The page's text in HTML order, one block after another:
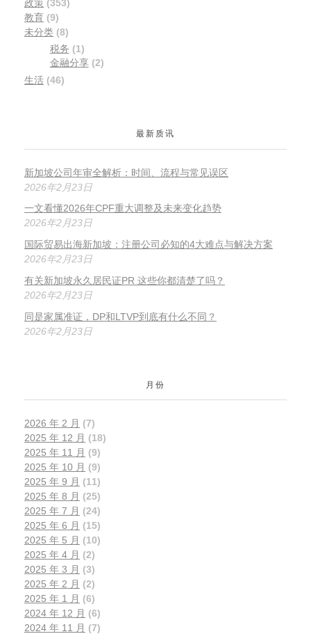
政策 (353)
教育 (9)
未分类 (8)
税务 (1)
金融分享(2)
生活 (46)
最新质讯
新加坡公司年审全解析：时间、流程与常见误区
2026年2月23日
一文看懂2026年CPF重大调整及未来变化趋势
2026年2月23日
国际贸易出海新加坡：注册公司必知的4大难点与解决方案
2026年2月23日
有关新加坡永久居民证PR 这些你都清楚了吗？
2026年2月23日
同是家属准证，DP和LTVP到底有什么不同？
2026年2月23日
月份
2026 年 2 月 (7)
2025 年 12 月 (18)
2025 年 11 月 (9)
2025 年 10 月 (9)
2025 年 9 月 (11)
2025 年 8 月 (25)
2025 年 7 月 (24)
2025 年 6 月 (15)
2025 年 5 月 (10)
2025 年 4 月 (2)
2025 年 3 月 (3)
2025 年 2 月 (2)
2025 年 1 月 (6)
2024 年 12 月 (6)
2024 年 11 月 (7)